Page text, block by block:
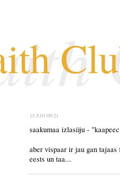
13.5.03 09:21
saakumaa izlasiiju -
aber vispaar ir jau gan
eests un taa...